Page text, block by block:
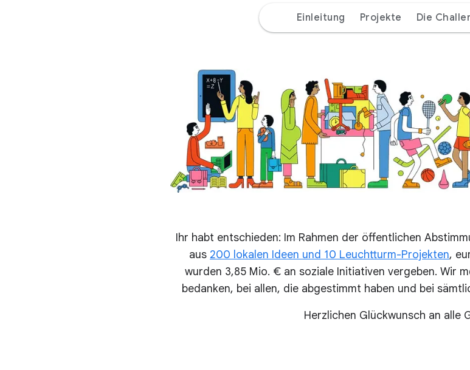
Einleitung Projekte Die
Ihr habt entschieden: Im Rahmen der öffentlichen
aus 200 lokalen Ideen und 10 Leuchtturm-Projekten,
wurden 3,85 Mio. € an soziale Initiativen vergeben. Wir
bedanken, bei allen, die abgestimmt haben und bei
Herzlichen Glückwunsch an alle